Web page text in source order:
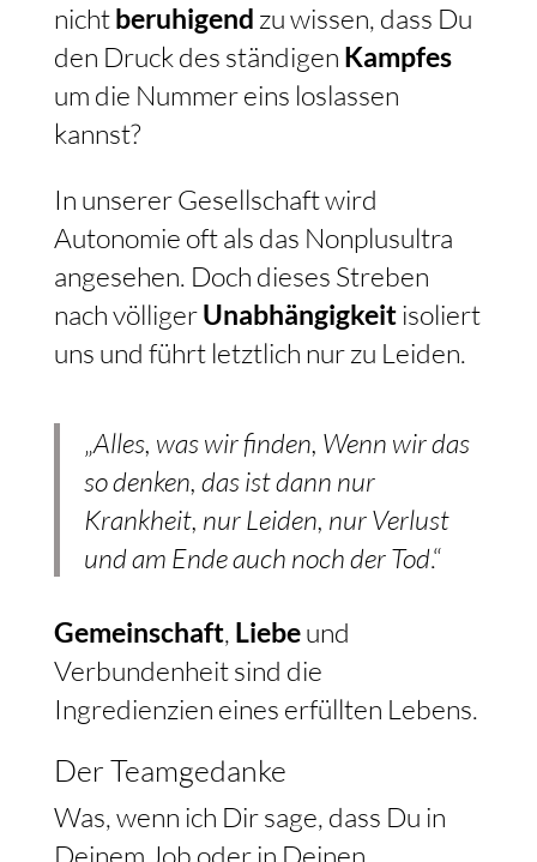
nichtberuhigend zu wissen, dass Du
den Druck des ständigen Kampfes
um die Nummer eins loslassen
kannst?
In unserer Gesellschaft wird
Autonomie oft als das Nonplusultra
angesehen. Doch dieses Streben
nach völligerUnabhängigkeitisoliert
uns und führt letztlich nur zu Leiden.
„Alles, was wir finden, Wenn wir das
so denken, das ist dann nur
Krankheit, nur Leiden, nur Verlust
und am Ende auch noch der Tod.“
Gemeinschaft, Liebeund
Verbundenheit sind die
Ingredienzien eines erfüllten Lebens.
Der Teamgedanke
Was, wenn ich Dir sage, dass Du in
Deinem Job oder in Deinen